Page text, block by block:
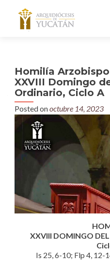
Homilía
XXVIII Domingo
Ordinario, Ciclo A
Posted onoctubre 14, 2023
XXVIII DOMINGO
Is 25, 6-10; Flp 4, 12-